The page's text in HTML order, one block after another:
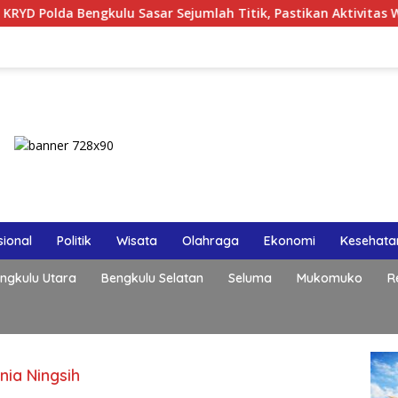
Bengkulu Sasar Sejumlah Titik, Pastikan Aktivitas Warga
Politik Wisata Olahraga Ekonomi
Utara Bengkulu Selatan Seluma Mukomuko
Ningsih